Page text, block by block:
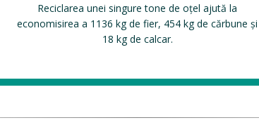
Reciclarea unei singure tone de oțel ajută la
economisirea a 1136 kg de fier, 454 kg de cărbune și
18 kg de calcar.